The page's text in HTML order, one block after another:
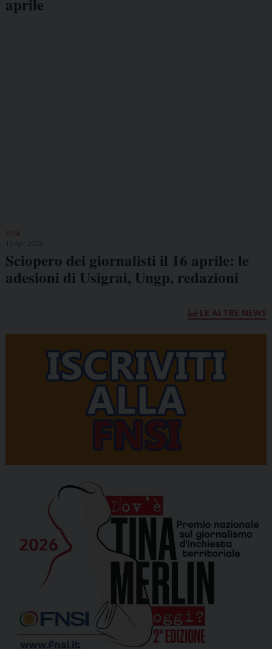
aprile
FNSI
Sciopero dei giornalisti il 16 aprile: le
adesioni di Usigrai, Ungp, redazioni
LE ALTRE NEWS